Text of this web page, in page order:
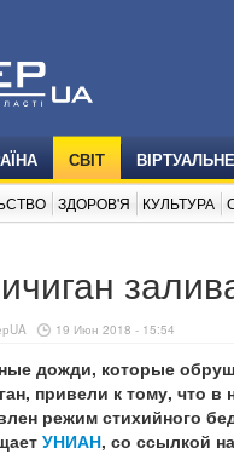
СВІТ
ЗДОРОВ'Я КУЛЬТУРА
19 Июн 2018 - 15:54
дожди, которые
привели к тому, что в
режим стихийного
УНИАН, со ссылкой